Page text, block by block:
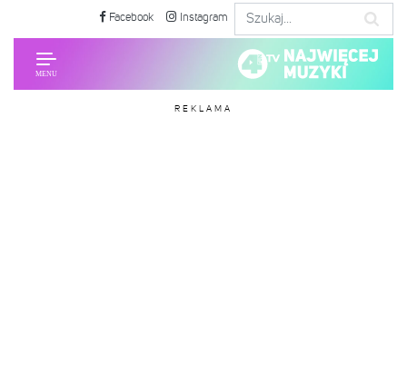
Facebook Instagram
REKLAMA